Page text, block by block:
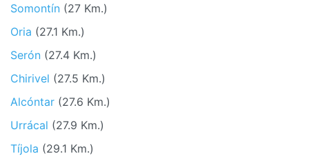
Somontín (27 Km.)
Oria (27.1 Km.)
Serón (27.4 Km.)
Chirivel (27.5 Km.)
Alcóntar (27.6 Km.)
Urrácal (27.9 Km.)
Tíjola (29.1 Km.)